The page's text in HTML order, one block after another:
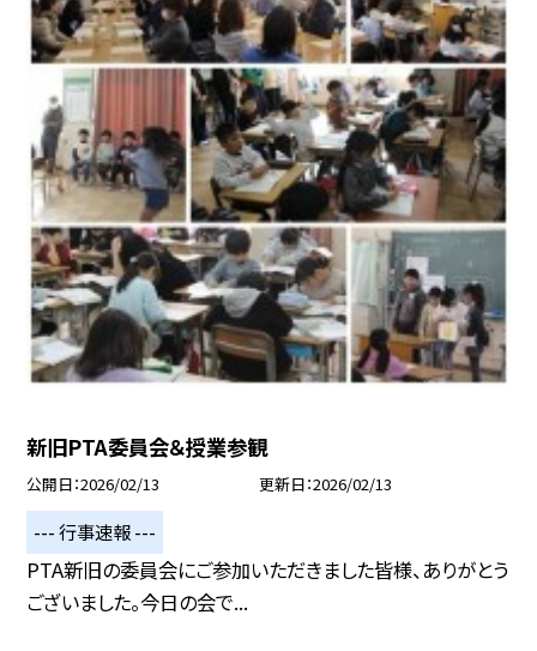
新旧PTA委員会＆授業参観
公開日 2026/02/13 更新日 2026/02/13
--- 行事速報 ---
PTA新旧の委員会にご参加いただきました皆様、ありがとう
ございました。今日の会で...